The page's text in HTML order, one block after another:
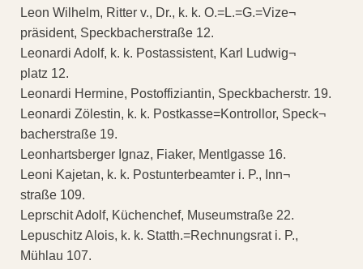
Leon Wilhelm, Ritter v., Dr., k. k. O.=L.=G.=Vize¬
präsident, Speckbacherstraße 12.
Leonardi Adolf, k. k. Postassistent, Karl Ludwig¬
platz 12.
Leonardi Hermine, Postoffiziantin, Speckbacherstr. 19.
Leonardi Zölestin, k. k. Postkasse=Kontrollor, Speck¬
bacherstraße 19.
Leonhartsberger Ignaz, Fiaker, Mentlgasse 16.
Leoni Kajetan, k. k. Postunterbeamter i. P., Inn¬
straße 109.
Leprschit Adolf, Küchenchef, Museumstraße 22.
Lepuschitz Alois, k. k. Statth.=Rechnungsrat i. P.,
Mühlau 107.